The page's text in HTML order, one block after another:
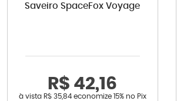
Saveiro SpaceFox Voyage
R$ 42,16
à vista R$ 35,84economize 15% no Pix